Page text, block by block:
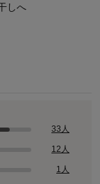
しへ
33人
12人
1人